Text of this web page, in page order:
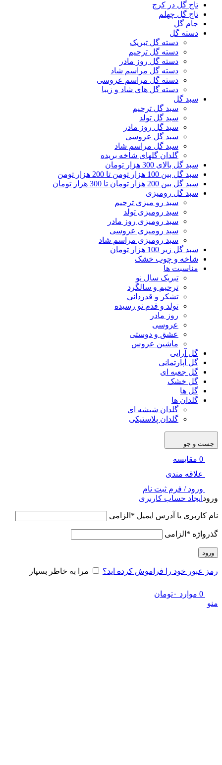
تاج گل در کرج
تاج گل چهلم
جام گل
دسته گل
دسته گل تبریک
دسته گل ترحیم
دسته گل روز مادر
دسته گل مراسم شاد
دسته گل مراسم عروسی
دسته گل های شاد و زیبا
سبد گل
سبد گل ترحیم
سبد گل تولد
سبد گل روز مادر
سبد گل عروسی
سبد گل مراسم شاد
گلدان گلهای شاخه بریده
سبد گل بالای 300 هزار تومان
سبد گل بین 100 هزار تومن تا 200 هزار تومن
سبد گل بین 200 هزار تومان تا 300 هزار تومان
سبد گل رومیزی
سبد رو میزی ترحیم
سبد رومیزی تولد
سبد رومیزی روز مادر
سبد رومیزی عروسی
سبد رومیزی مراسم شاد
سبد گل زیر 100 هزار تومان
شاخه و چوب خشک
مناسبت ها
تبریک سال نو
ترحیم و سالگرد
تشکر و قدردانی
تولد و قدم نو رسیده
روز مادر
عروسی
عشق و دوستی
ماشین عروس
گل آرایی
گل آپارتمانی
گل جعبه ای
گل خشک
گل ها
گلدان ها
گلدان شیشه ای
گلدان پلاستیکی
جست و جو
0 مقایسه
علاقه مندی
ورود / فرم ثبت نام
ورود ایجاد حساب کاربری
نام کاربری یا آدرس ایمیل * الزامی
گذرواژه * الزامی
ورود
رمز عبور خود را فراموش کرده اید؟ مرا به خاطر بسپار
0 موارد ۰تومان
منو